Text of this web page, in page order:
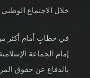
خلال الاجتماع الوطني
إمام الجماعة
بالدفاع عن حقوق